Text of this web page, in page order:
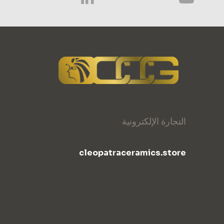
التجارة الإلكترونية
cleopatraceramics.store